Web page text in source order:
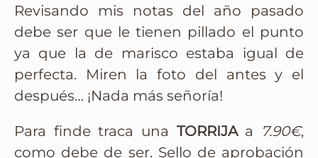
Revisando mis notas del año pasado
debe ser que le tienen pillado el punto
ya que la de marisco estaba igual de
perfecta. Miren la foto del antes y el
después… ¡Nada más señoría!
Para finde traca una TORRIJAa 7.90€,
como debe de ser. Sello de aprobación